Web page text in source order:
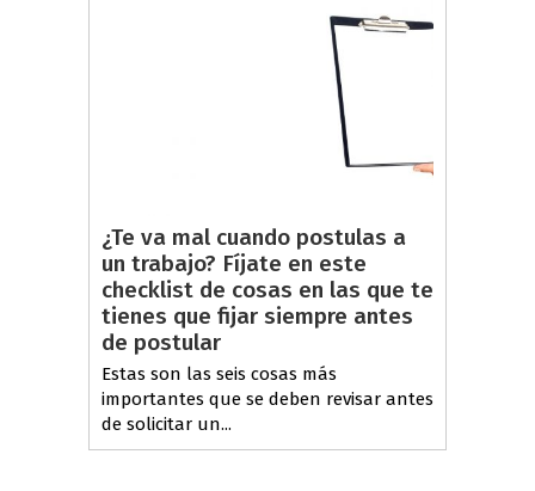
¿Te va mal cuando postulas a
un trabajo? Fíjate en este
checklist de cosas en las que te
tienes que fijar siempre antes
de postular
Estas son las seis cosas más
importantes que se deben revisar antes
de solicitar un...